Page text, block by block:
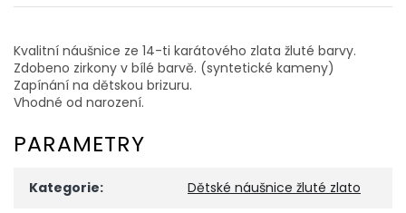
Kvalitní náušnice ze 14-ti karátového zlata žluté barvy.
Zdobeno zirkony v bílé barvě. (syntetické kameny)
Zapínání na dětskou brizuru.
Vhodné od narození.
PARAMETRY
Kategorie: Dětské náušnice žluté zlato